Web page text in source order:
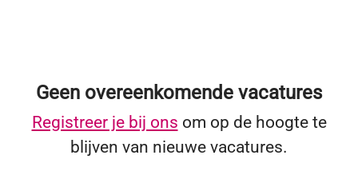
Geen overeenkomende vacatures
Registreer je bij ons om op de hoogte te
blijven van nieuwe vacatures.